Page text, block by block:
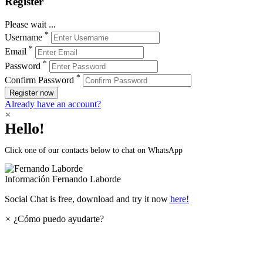
Please wait ...
Username *
Email *
Password *
Confirm Password *
Register now
Already have an account?
×
Hello!
Click one of our contacts below to chat on WhatsApp
Información Fernando Laborde
Social Chat is free, download and try it now here!
× ¿Cómo puedo ayudarte?